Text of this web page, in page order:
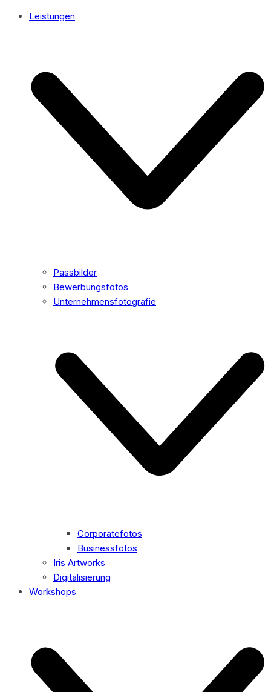
Leistungen
Passbilder
Bewerbungsfotos
Unternehmensfotografie
Corporatefotos
Businessfotos
Iris Artworks
Digitalisierung
Workshops